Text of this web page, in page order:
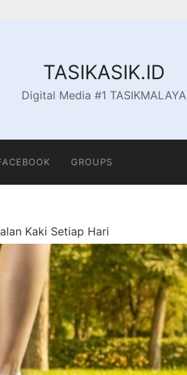
TASIKASIK.ID
Digital Media #1 TASIKMALAYA
GROUPS
Kaki Setiap Hari